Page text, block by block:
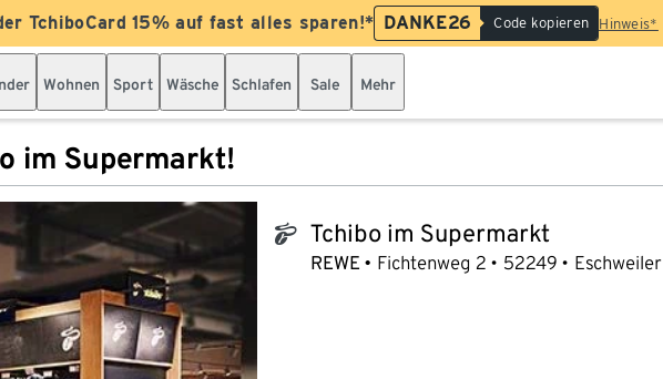
TchiboCard 15% auf fast alles sparen!* DANKE26 Code kopieren Hinweis*
Wohnen Sport Wäsche Schlafen Sale Mehr
im Supermarkt!
tchibo_logo Tchibo im Supermarkt
REWE Fichtenweg 2 52249 Eschweiler